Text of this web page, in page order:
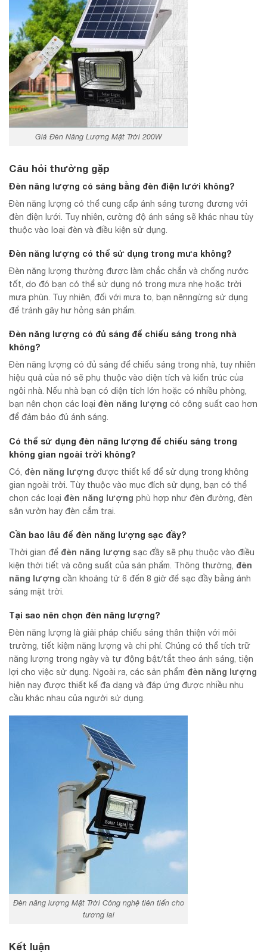
Giá Đèn Năng Lượng Mặt Trời 200W
Câu hỏi thường gặp
Đèn năng lượng có sáng bằng đèn điện lưới không?
Đèn năng lượng có thể cung cấp ánh sáng tương đương với
đèn điện lưới. Tuy nhiên, cường độ ánh sáng sẽ khác nhau tùy
thuộc vào loại đèn và điều kiện sử dụng.
Đèn năng lượng có thể sử dụng trong mưa không?
Đèn năng lượng thường được làm chắc chắn và chống nước
tốt, do đó bạn có thể sử dụng nó trong mưa nhẹ hoặc trời
mưa phùn. Tuy nhiên, đối với mưa to, bạn nênngừng sử dụng
để tránh gây hư hỏng sản phẩm.
Đèn năng lượng có đủ sáng để chiếu sáng trong nhà
không?
Đèn năng lượng có đủ sáng để chiếu sáng trong nhà, tuy nhiên
hiệu quả của nó sẽ phụ thuộc vào diện tích và kiến trúc của
ngôi nhà. Nếu nhà bạn có diện tích lớn hoặc có nhiều phòng,
bạn nên chọn các loại đèn năng lượng có công suất cao hơn
để đảm bảo đủ ánh sáng.
Có thể sử dụng đèn năng lượng để chiếu sáng trong
không gian ngoài trời không?
Có, đèn năng lượng được thiết kế để sử dụng trong không
gian ngoài trời. Tùy thuộc vào mục đích sử dụng, bạn có thể
chọn các loại đèn năng lượng phù hợp như đèn đường, đèn
sân vườn hay đèn cắm trại.
Cần bao lâu để đèn năng lượng sạc đầy?
Thời gian để đèn năng lượng sạc đầy sẽ phụ thuộc vào điều
kiện thời tiết và công suất của sản phẩm. Thông thường, đèn
năng lượng cần khoảng từ 6 đến 8 giờ để sạc đầy bằng ánh
sáng mặt trời.
Tại sao nên chọn đèn năng lượng?
Đèn năng lượng là giải pháp chiếu sáng thân thiện với môi
trường, tiết kiệm năng lượng và chi phí. Chúng có thể tích trữ
năng lượng trong ngày và tự động bật/tắt theo ánh sáng, tiện
lợi cho việc sử dụng. Ngoài ra, các sản phẩm đèn năng lượng
hiện nay được thiết kế đa dạng và đáp ứng được nhiều nhu
cầu khác nhau của người sử dụng.
Đèn năng lượng Mặt Trời Công nghệ tiên tiến cho
tương lai
Kết luận